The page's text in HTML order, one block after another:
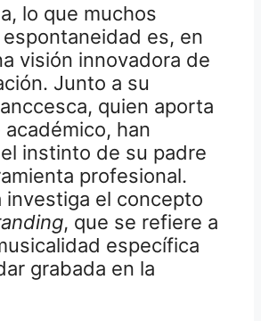
lo que muchos
es, en
visión innovadora de
Junto a su
quien aporta
han
instinto de su padre
profesional.
investiga el concepto
, que se refiere a
específica
grabada en la